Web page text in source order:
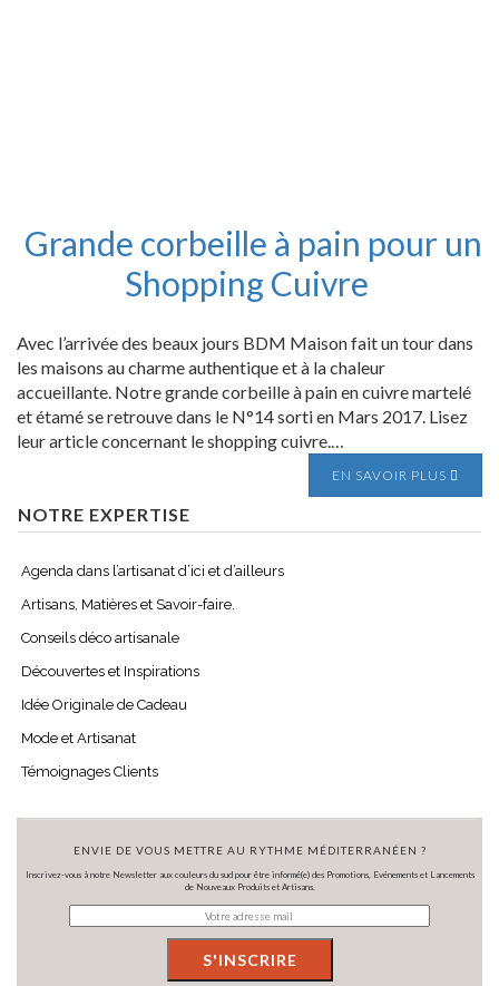
Grande corbeille à pain pour un
Shopping Cuivre
Avec l’arrivée des beaux jours BDM Maison fait un tour dans
les maisons au charme authentique et à la chaleur
accueillante. Notre grande corbeille à pain en cuivre martelé
et étamé se retrouve dans le N°14 sorti en Mars 2017. Lisez
leur article concernant le shopping cuivre.…
EN SAVOIR PLUS
NOTRE EXPERTISE
Agenda dans l’artisanat d’ici et d’ailleurs
Artisans, Matières et Savoir-faire.
Conseils déco artisanale
Découvertes et Inspirations
Idée Originale de Cadeau
Mode et Artisanat
Témoignages Clients
ENVIE DE VOUS METTRE AU RYTHME MÉDITERRANÉEN ?
Inscrivez-vous à notre Newsletter aux couleurs du sud pour être informé(e) des Promotions, Evénements et Lancements
de Nouveaux Produits et Artisans.